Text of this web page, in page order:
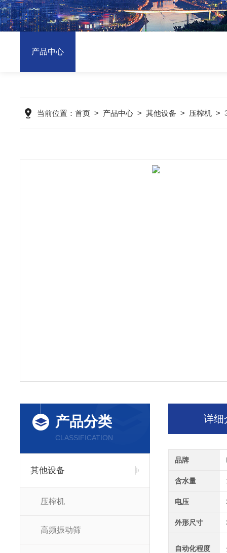
产品中心
当前位置： 首页 > 产品中心 > 其他设备 > 压榨机 >
产品分类
CLASSIFICATION
其他设备
压榨机
高频振动筛
详细
品牌
含水量
电压
外形尺寸
自动化程度